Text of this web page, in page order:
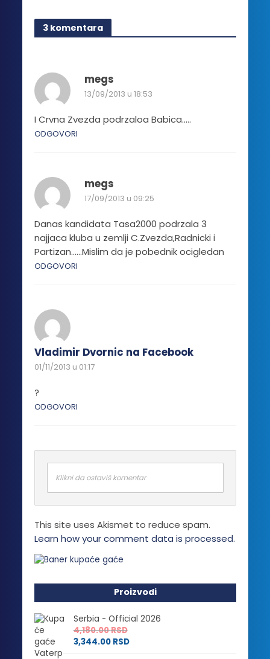
više
varijanti.
biti
izabrane
stranici
3 komentara
megs
13/09/2013 u 18:53
I Crvna Zvezda podrzaloa Babica…..
ODGOVORI
megs
17/09/2013 u 09:25
Danas kandidata Tasa2000 podrzala 3
najjaca kluba u zemlji C.Zvezda,Radnicki i
Partizan……Mislim da je pobednik ocigledan
ODGOVORI
Vladimir Dvornic na Facebook
01/11/2013 u 01:17
?
ODGOVORI
Klikni da ostaviš komentar
This site uses Akismet to reduce spam.
Learn how your comment data is processed.
Proizvodi
Serbia - Official 2026
4,180.00RSD
3,344.00 RSD